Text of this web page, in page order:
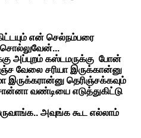
என் செல்நம்பரை
சொல்லுவேன்...
அப்புறம் கஸ்டமருக்கு போன்
வேலை சரியா இருக்கான்னு
தெரிஞ்சக்கவும்
வண்டியை எடுத்துகிட்டு
அவுங்க கூட எல்லாம்